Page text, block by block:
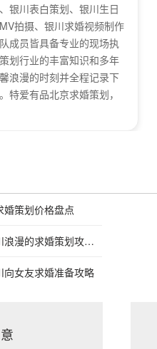
银川表白策划、银川生日
拍摄、银川求婚视频制作
成员皆具备专业的现场执
划行业的丰富知识和多年
浪漫的时刻并全程记录下
特爱有品北京求婚策划，
婚策划价格盘点
的求婚策划攻略介绍
向女友求婚准备攻略